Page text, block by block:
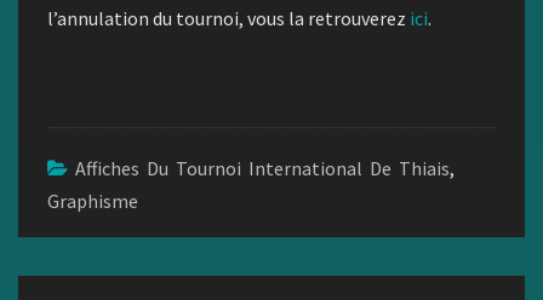
l’annulation du tournoi, vous la retrouverez ici.
Affiches Du Tournoi International De Thiais,
Graphisme